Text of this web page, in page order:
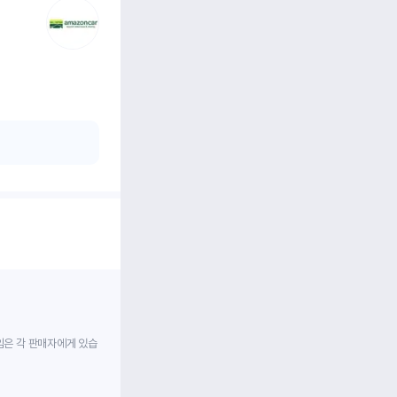
각 판매자에게 있습